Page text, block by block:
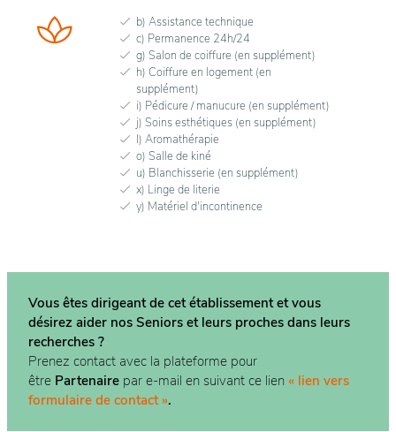
b) Assistance technique
c) Permanence 24h/24
g) Salon de coiffure (en supplément)
h) Coiffure en logement (en
supplément)
i) Pédicure / manucure (en supplément)
j) Soins esthétiques (en supplément)
l) Aromathérapie
o) Salle de kiné
u) Blanchisserie (en supplément)
x) Linge de literie
y) Matériel d'incontinence
Vous êtes dirigeant de cet établissement et vous
désirez aider nos Seniors et leurs proches dans leurs
recherches ?
Prenez contact avec la plateforme pour
être Partenaire par e-mail en suivant ce lien « lien vers
formulaire de contact ».